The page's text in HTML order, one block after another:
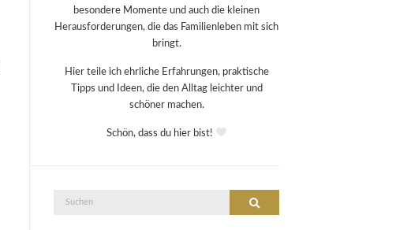
besondere Momente und auch die kleinen
Herausforderungen, die das Familienleben mit sich
bringt.
Hier teile ich ehrliche Erfahrungen, praktische
Tipps und Ideen, die den Alltag leichter und
schöner machen.
Schön, dass du hier bist!
Suche